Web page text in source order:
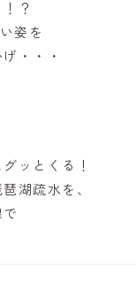
？
姿を
・・・
ッとくる！
湖疏水を、